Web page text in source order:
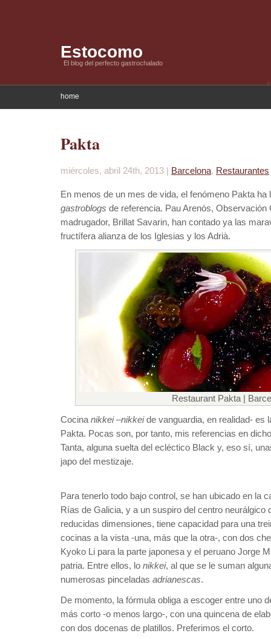
Estocomo
El blog del perfecto gastrochalado
home
Pakta
miércoles, abril 24th, 2013 | Barcelona, Restaurantes
En menos de un mes de vida, el fenómeno Pakta ha
gastroblogs de referencia. Pau Arenós,
madrugador, Brillat Savarin, han contado ya las
fructífera alianza de los Iglesias y los Adrià.
Restaurant Pakta |
Cocina nikkei–nikkeide vanguardia, en realidad- es
Pakta. Pocas son, por tanto, mis referencias en
Tanta, alguna suelta del ecléctico Black y, eso sí,
japo del mestizaje.
Para tenerlo todo bajo control, se han ubicado en la
Rías de Galicia, y a un suspiro del centro neurálgico
reducidas dimensiones, tiene capacidad para una
cocinas a la vista -una, más que la otra-, con dos
Kyoko Li para la parte japonesa y el peruano Jorge
patria. Entre ellos, lo nikkei, al que se le suman
numerosas pinceladas adrianescas.
De momento, la fórmula obliga a escoger entre uno
más corto -o menos largo-, con una quincena de
con dos docenas de platillos. Preferimos el corto.